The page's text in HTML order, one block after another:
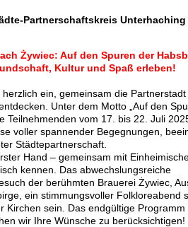
Partnerschaftskreis Unterhaching
Żywiec: Auf den Spuren der
Kultur und Spaß erleben!
ein, gemeinsam die
Unter dem Motto „Auf den
Teilnehmenden vom 17. bis 22. Juli
voller spannender Begegnungen,
Städtepartnerschaft.
Hand – gemeinsam mit
kennen. Das abwechslungsreiche
der berühmten Brauerei Żywiec,
ein stimmungsvoller Folkloreabend
Kirchen sein. Das endgültige
wir Ihre Wünsche zu berücksichtigen!